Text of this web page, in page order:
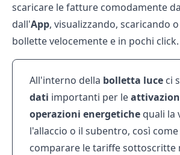
scaricare le fatture comodamente
dall'App, visualizzando, scaricando
bollette velocemente e in pochi click.
All'interno della bolletta luce ci
dati importanti per le
operazioni energetiche quali la
l'allaccio o il subentro, così
comparare le tariffe sottoscritte